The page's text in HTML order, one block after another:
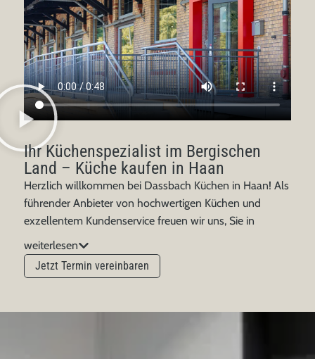
Ihr Küchenspezialist im Bergischen
Land – Küche kaufen in Haan
Herzlich willkommen bei Dassbach Küchen in Haan! Als
führender Anbieter von hochwertigen Küchen und
exzellentem Kundenservice freuen wir uns, Sie in
unserer Filiale in Haan begrüßen zu dürfen. Seit 1953
steht der Name Dassbach für Qualität und Innovation,
und wir sind stolz darauf, Ihnen unsere beeindruckende
Unsere inspirierende Küchenausstellung mit ca. 29
weiterlesen
Jetzt Termin vereinbaren